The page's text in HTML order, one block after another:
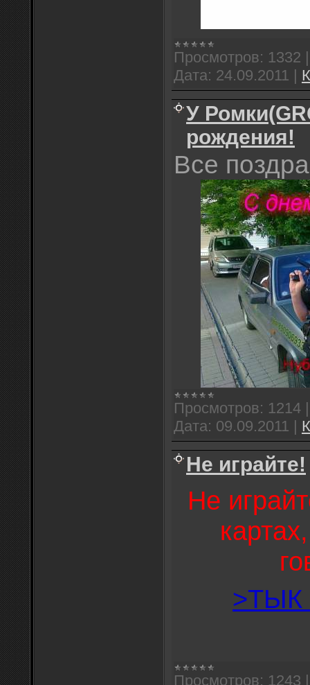
Просмотров: 1332
Дата: 24.09.2011 |
У
рождения!
Все
Просмотров: 1214
Дата: 09.09.2011 |
Не играйте!
Не
Просмотров: 1243